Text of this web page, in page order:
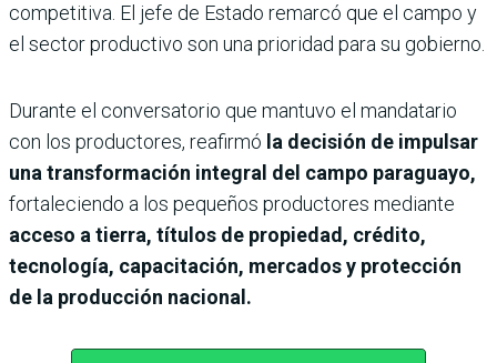
competitiva. El jefe de Estado remarcó que el campo y
el sector productivo son una prioridad para su gobierno.
Durante el conversatorio que mantuvo el mandatario
con los productores, reafirmó la decisión de impulsar
una transformación integral del campo paraguayo,
fortaleciendo a los pequeños productores mediante
acceso a tierra, títulos de propiedad, crédito,
tecnología, capacitación, mercados y protección
de la producción nacional.